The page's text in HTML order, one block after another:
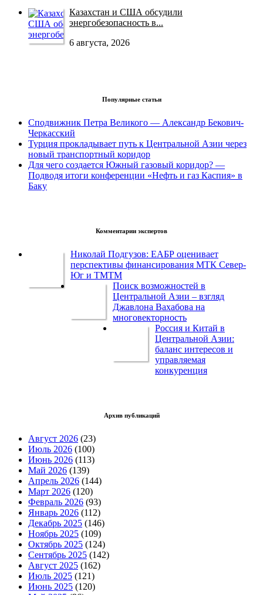
Казахстан и США обсудили
энергобезопасность в...
6 августа, 2026
Популярные статьи
Сподвижник Петра Великого — Александр Бекович-
Черкасский
Турция прокладывает путь к Центральной Азии через
новый транспортный коридор
Для чего создается Южный газовый коридор? —
Подводя итоги конференции «Нефть и газ Каспия» в
Баку
Комментарии экспертов
Николай Подгузов: ЕАБР оценивает
перспективы финансирования МТК Север-
Юг и ТМТМ
Поиск возможностей в
Центральной Азии – взгляд
Джавлона Вахабова на
многовекторность
Россия и Китай в
Центральной Азии:
баланс интересов и
управляемая
конкуренция
Архив публикаций
Август 2026 (23)
Июль 2026 (100)
Июнь 2026 (113)
Май 2026 (139)
Апрель 2026 (144)
Март 2026 (120)
Февраль 2026 (93)
Январь 2026 (112)
Декабрь 2025 (146)
Ноябрь 2025 (109)
Октябрь 2025 (124)
Сентябрь 2025 (142)
Август 2025 (162)
Июль 2025 (121)
Июнь 2025 (120)